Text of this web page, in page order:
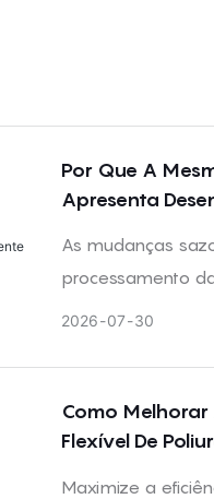
Por Que A
Apresenta
As mudanças
processamento
dosagem, a
2026 07 30
Como Melhorar
Flexível De
Maximize a